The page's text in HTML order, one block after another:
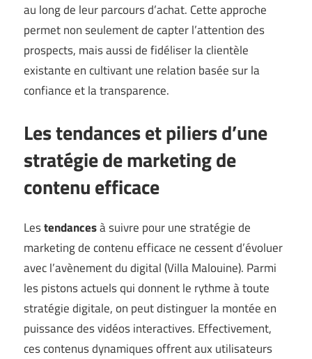
au long de leur parcours d’achat. Cette approche
permet non seulement de capter l’attention des
prospects, mais aussi de fidéliser la clientèle
existante en cultivant une relation basée sur la
confiance et la transparence.
Les tendances et piliers d’une
stratégie de marketing de
contenu efficace
Lestendancesà suivre pour une stratégie de
marketing de contenu efficace ne cessent d’évoluer
avec l’avènement du digital (Villa Malouine). Parmi
les pistons actuels qui donnent le rythme à toute
stratégie digitale, on peut distinguer la montée en
puissance des vidéos interactives. Effectivement,
ces contenus dynamiques offrent aux utilisateurs